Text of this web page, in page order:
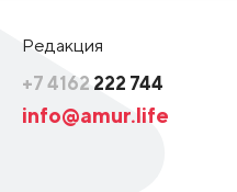
Редакция
+7 4162 222 744
info@amur.life